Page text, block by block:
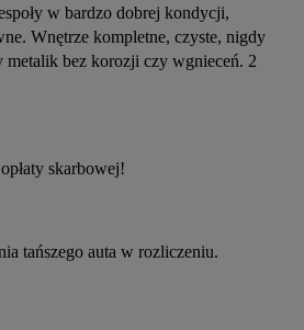
w bardzo dobrej kondycji,
Wnętrze kompletne, czyste, nigdy
metalik bez korozji czy wgnieceń. 2
skarbowej!
tańszego auta w rozliczeniu.